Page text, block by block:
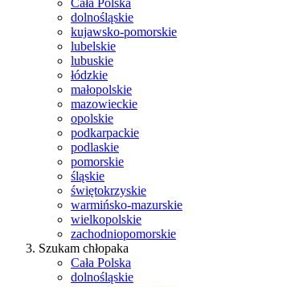
Cała Polska
dolnośląskie
kujawsko-pomorskie
lubelskie
lubuskie
łódzkie
małopolskie
mazowieckie
opolskie
podkarpackie
podlaskie
pomorskie
śląskie
świętokrzyskie
warmińsko-mazurskie
wielkopolskie
zachodniopomorskie
Szukam chłopaka
Cała Polska
dolnośląskie